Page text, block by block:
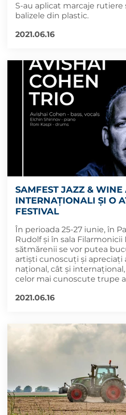
S-au aplicat marcaje
balizele din plastic.
2021.06.16
SAMFEST JAZZ & WINE
INTERNAȚIONALI ȘI O
FESTIVAL
În perioada 25-27 iunie, în
Rudolf și în sala
sătmărenii se vor putea
artiști cunoscuți și apreciați
național, cât și
celor mai cunoscute trupe
2021.06.16